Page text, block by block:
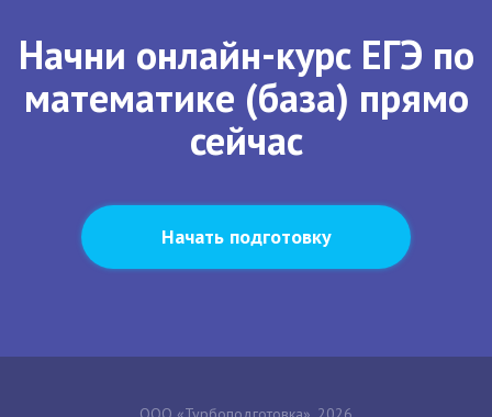
Начни онлайн-курс ЕГЭ по
математике (база) прямо
сейчас
Начать подготовку